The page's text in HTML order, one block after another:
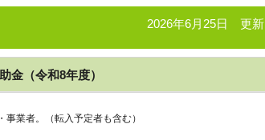
2026年6月25日 更新
金（令和8年度）
業者。（転入予定者も含む）